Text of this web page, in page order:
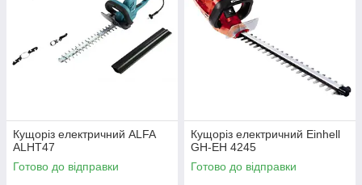
Кущоріз електричний ALFA
ALHT47
Готово до відправки
Кущоріз електричний Einhell
GH-EH 4245
Готово до відправки